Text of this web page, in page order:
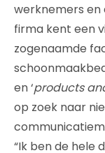
werknemers en
firma kent een
zogenaamde
en ‘products
op zoek naar
“Ik ben de hele